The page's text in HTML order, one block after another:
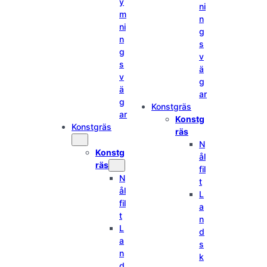
m
ni
n
g
s
v
ä
g
ar
Konstgräs
Konstg
räs
N
ål
fil
t
L
a
n
ni
n
g
s
v
ä
g
ar
Konstgräs
Konstg
räs
N
ål
fil
t
L
a
n
d
s
k